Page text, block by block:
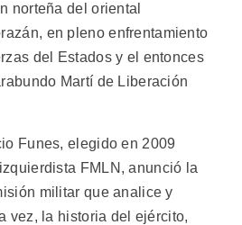
norteña del oriental
en pleno enfrentamiento
del Estados y el entonces
Martí de Liberación
Funes, elegido en 2009
FMLN, anunció la
militar que analice y
vez, la historia del ejército,